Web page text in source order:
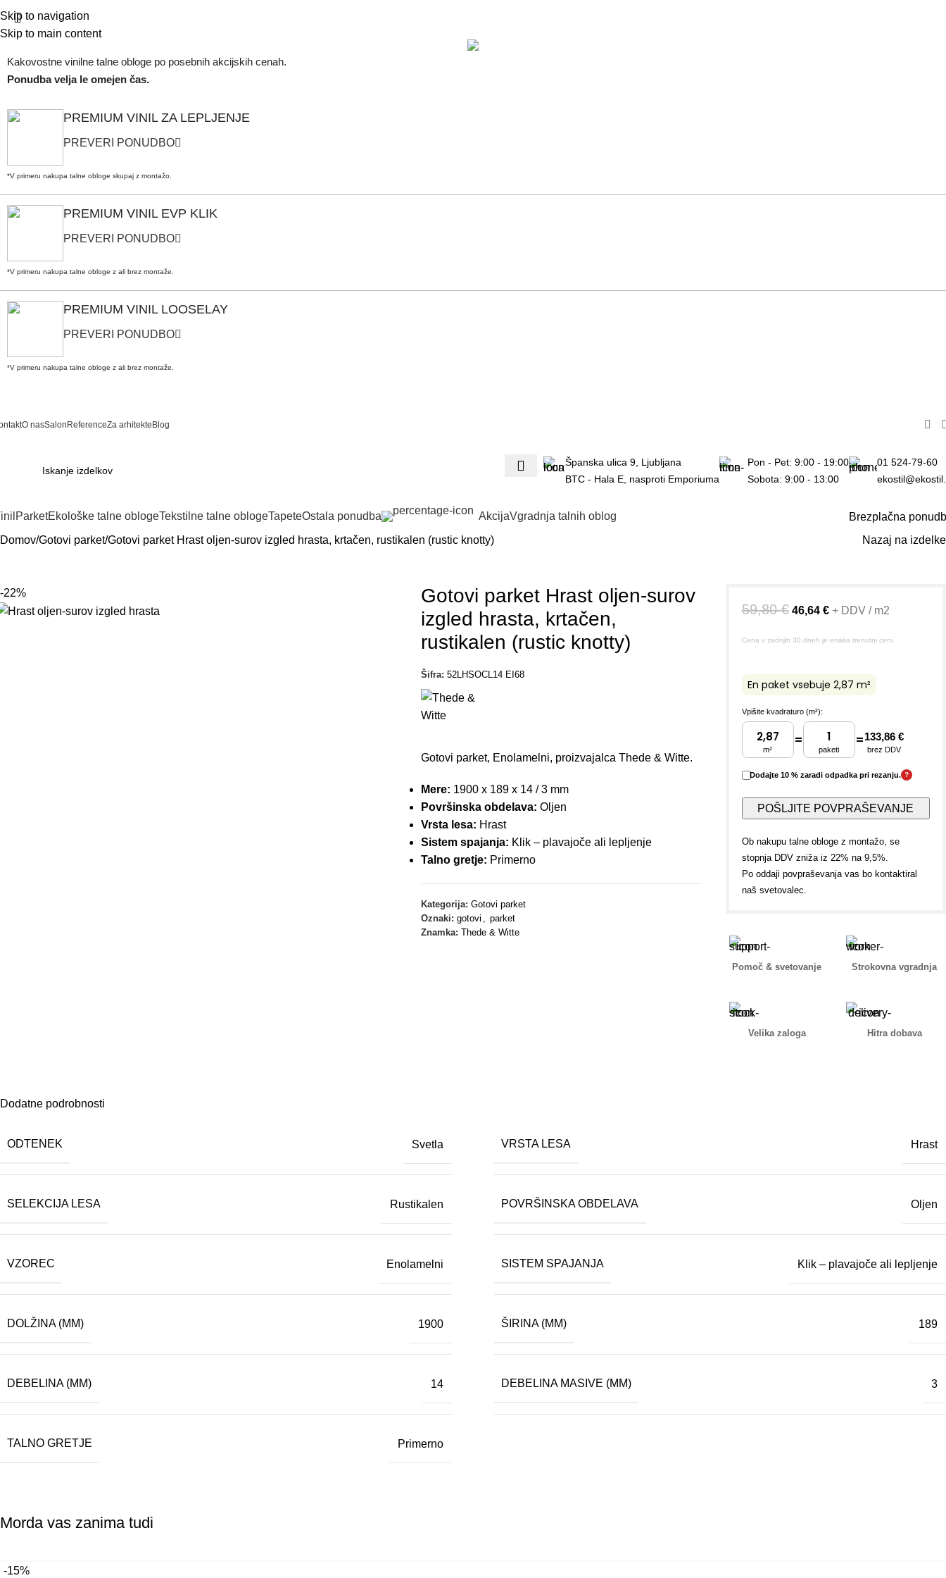
Skip to navigation
Skip to main content
Kakovostne vinilne talne obloge po posebnih akcijskih cenah.
Ponudba velja le omejen čas.
PREMIUM VINIL ZA LEPLJENJE
PREVERI PONUDBO
*V primeru nakupa talne obloge skupaj z montažo.
PREMIUM VINIL EVP KLIK
PREVERI PONUDBO
*V primeru nakupa talne obloge z ali brez montaže.
PREMIUM VINIL LOOSELAY
PREVERI PONUDBO
*V primeru nakupa talne obloge z ali brez montaže.
O nasSalon ReferenceZa arhitekte Blog
Španska ulica 9, Ljubljana
BTC - Hala E, nasproti Emporiuma
Pon - Pet: 9:00 - 19:00
Sobota: 9:00 - 13:00
01 524-79-60
ParketEkološke talne oblogeTekstilne talne oblogeTapeteOstala ponudba AkcijaVgradnja talnih oblog
Brezplačna
Domov Gotovi parket Gotovi parket Hrast oljen-surov izgled hrasta, krtačen, rustikalen (rustic knotty) Nazaj na izdelke
-22%
Gotovi parket Hrast oljen-surov
izgled hrasta, krtačen,
rustikalen (rustic knotty)
Šifra: 52LHSOCL14 EI68
Gotovi parket, Enolamelni, proizvajalca Thede & Witte.
Mere: 1900 x 189 x 14 / 3 mm
Površinska obdelava: Oljen
Vrsta lesa: Hrast
Sistem spajanja: Klik – plavajoče ali lepljenje
Talno gretje: Primerno
Kategorija: Gotovi parket
Oznaki: gotovi , parket
Znamka: Thede & Witte
59,80€ 46,64 € + DDV / m2
Cena v zadnjih 30 dneh je enaka trenutni ceni.
En paket vsebuje 2,87 m²
Vpišite kvadraturo (m²):
m²
=
paketi
=133,86 €
brez DDV
Dodajte 10 % zaradi odpadka pri rezanju. ?
POŠLJITE POVPRAŠEVANJE
Ob nakupu talne obloge z montažo, se
stopnja DDV zniža iz 22% na 9,5%.
Po oddaji povpraševanja vas bo kontaktiral
naš svetovalec.
Končni kupec (fizična oseba)
Pomoč & svetovanje Strokovna vgradnja
Velika zaloga Hitra dobava
Dodatne podrobnosti
ODTENEK Svetla VRSTA LESA Hrast
SELEKCIJA LESA Rustikalen POVRŠINSKA OBDELAVA Oljen
VZOREC Enolamelni SISTEM SPAJANJA Klik – plavajoče ali lepljenje
DOLŽINA (MM) 1900 ŠIRINA (MM) 189
DEBELINA (MM) 14 DEBELINA MASIVE (MM) 3
TALNO GRETJE Primerno
Morda vas zanima tudi
-15%